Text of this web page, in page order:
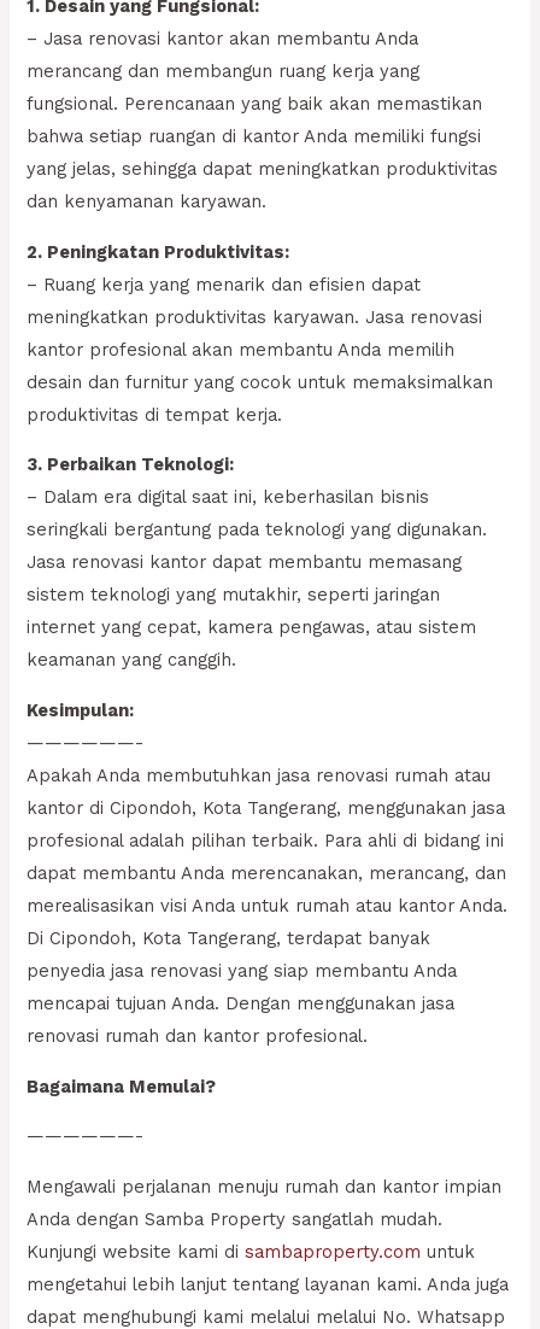
1. Desain yang Fungsional:
– Jasa renovasi kantor akan membantu Anda
merancang dan membangun ruang kerja yang
fungsional. Perencanaan yang baik akan memastikan
bahwa setiap ruangan di kantor Anda memiliki fungsi
yang jelas, sehingga dapat meningkatkan produktivitas
dan kenyamanan karyawan.
2. Peningkatan Produktivitas:
– Ruang kerja yang menarik dan efisien dapat
meningkatkan produktivitas karyawan. Jasa renovasi
kantor profesional akan membantu Anda memilih
desain dan furnitur yang cocok untuk memaksimalkan
produktivitas di tempat kerja.
3. Perbaikan Teknologi:
– Dalam era digital saat ini, keberhasilan bisnis
seringkali bergantung pada teknologi yang digunakan.
Jasa renovasi kantor dapat membantu memasang
sistem teknologi yang mutakhir, seperti jaringan
internet yang cepat, kamera pengawas, atau sistem
keamanan yang canggih.
Kesimpulan:
——————-
Apakah Anda membutuhkan jasa renovasi rumah atau
kantor di Cipondoh, Kota Tangerang, menggunakan jasa
profesional adalah pilihan terbaik. Para ahli di bidang ini
dapat membantu Anda merencanakan, merancang, dan
merealisasikan visi Anda untuk rumah atau kantor Anda.
Di Cipondoh, Kota Tangerang, terdapat banyak
penyedia jasa renovasi yang siap membantu Anda
mencapai tujuan Anda. Dengan menggunakan jasa
renovasi rumah dan kantor profesional.
Bagaimana Memulai?
——————-
Mengawali perjalanan menuju rumah dan kantor impian
Anda dengan Samba Property sangatlah mudah.
Kunjungi website kami disambaproperty.com untuk
mengetahui lebih lanjut tentang layanan kami. Anda juga
dapat menghubungi kami melalui melalui No. Whatsapp